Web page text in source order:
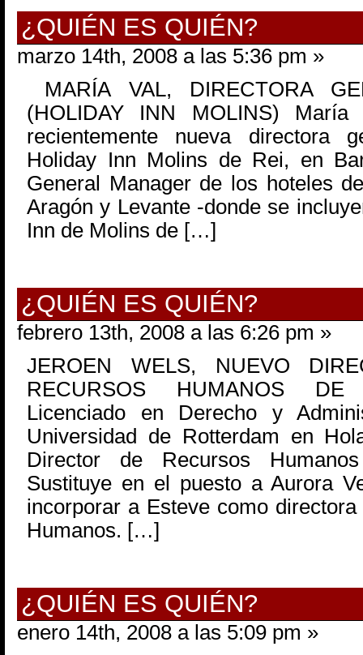
¿QUIÉN ES QUIÉN?
marzo 14th, 2008 a las 5:36 pm »
MARÍA VAL, DIRECTORA
(HOLIDAY INN MOLINS)
recientemente nueva directora
Holiday Inn Molins de Rei, en
General Manager de los hoteles
Aragón y Levante -donde se
Inn de Molins de […]
¿QUIÉN ES QUIÉN?
febrero 13th, 2008 a las 6:26 pm »
JEROEN WELS, NUEVO
RECURSOS HUMANOS DE
Licenciado en Derecho y
Universidad de Rotterdam en
Director de Recursos
Sustituye en el puesto a Aurora
incorporar a Esteve como
Humanos. […]
¿QUIÉN ES QUIÉN?
enero 14th, 2008 a las 5:09 pm »